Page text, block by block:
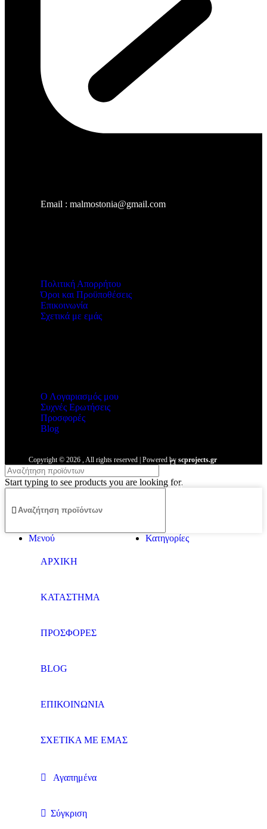
Email : malmostonia@gmail.com
Πολιτική Απορρήτου
Όροι και Προϋποθέσεις
Επικοινωνία
Σχετικά με εμάς
Ο Λογαριασμός μου
Συχνές Ερωτήσεις
Προσφορές
Blog
Copyright © 2026 , All rights reserved | Powered by scprojects.gr
Start typing to see products you are looking for.
Μενού Κατηγορίες
ΑΡΧΙΚΗ
ΚΑΤΑΣΤΗΜΑ
ΠΡΟΣΦΟΡΕΣ
BLOG
ΕΠΙΚΟΙΝΩΝΙΑ
ΣΧΕΤΙΚΑ ΜΕ ΕΜΑΣ
Αγαπημένα
Σύγκριση